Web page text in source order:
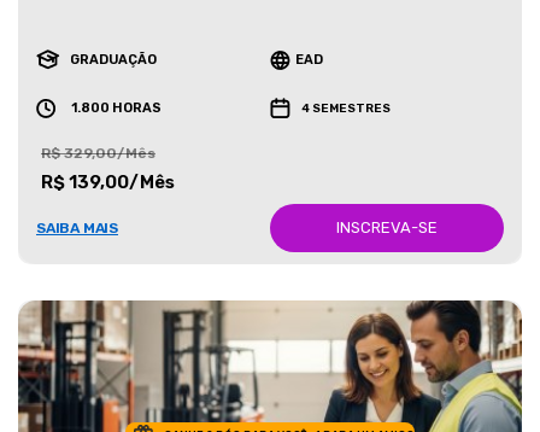
GRADUAÇÃO EAD
1.800 HORAS 4 SEMESTRES
R$ 329,00/Mês
R$ 139,00/Mês
SAIBA MAIS INSCREVA-SE